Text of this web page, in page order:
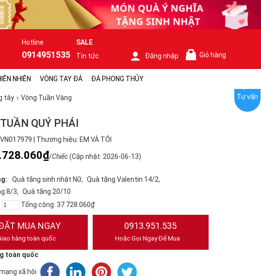
Hotline
0914951535
SALE
Tin tức
Đăng nhập Giỏ hàng
NHIÊN VÒNG TAY ĐÁ ĐÁ PHONG THỦY
tây Vòng Tuần Vàng
QUÝ PHÁI
| Thương hiệu: EM VÀ TÔI
/Chiếc(Cập nhật: 2026-06-13)
Quà tặng sinh nhật Nữ
Quà tặng Valentin 14/2
8/3
Quà tặng 20/10
Tổng cộng: 37.728.060₫
MUA NGAY
hàng toàn quốc
0913.951.535
Hoặc Gọi Ngay Để Mua
toàn quốc
xã hội
Tư vấn